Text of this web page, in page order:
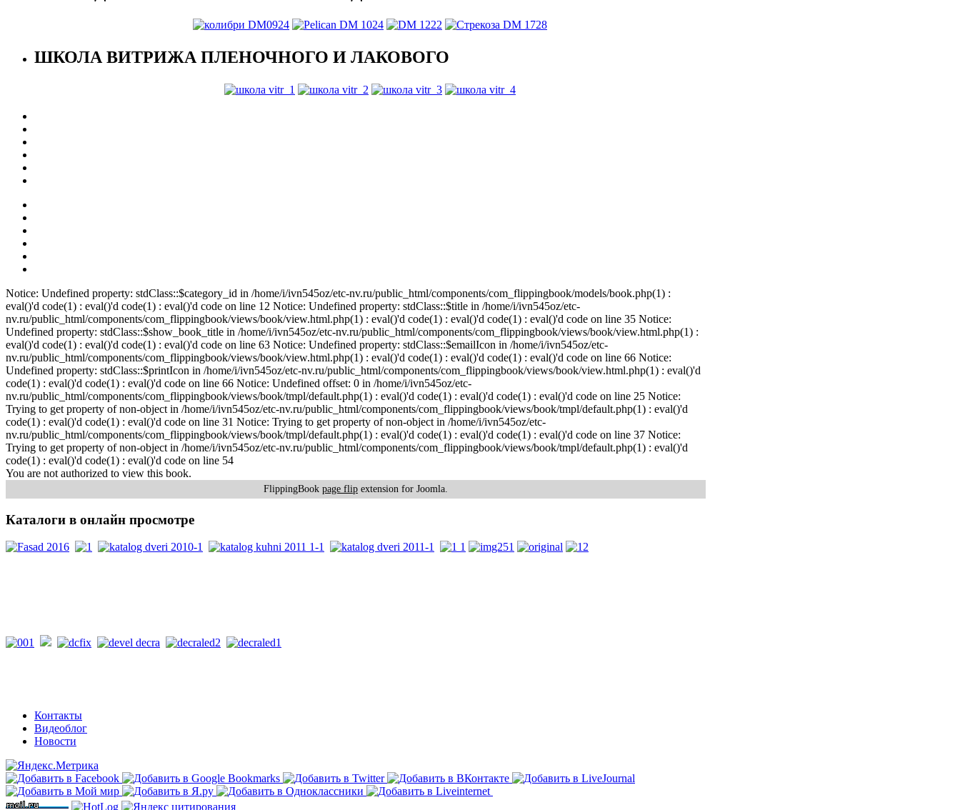
ШКОЛА ВИТРИЖА ПЛЕНОЧНОГО И ЛАКОВОГО
Notice: Undefined property: stdClass::$category_id in /home/i/ivn545oz/etc-nv.ru/public_html/components/com_flippingbook/models/book.php(1) :
eval()'d code(1) : eval()'d code(1) : eval()'d code on line 12 Notice: Undefined property: stdClass::$title in /home/i/ivn545oz/etc-
nv.ru/public_html/components/com_flippingbook/views/book/view.html.php(1) : eval()'d code(1) : eval()'d code(1) : eval()'d code on line 35 Notice:
Undefined property: stdClass::$show_book_title in /home/i/ivn545oz/etc-nv.ru/public_html/components/com_flippingbook/views/book/view.html.php(1) :
eval()'d code(1) : eval()'d code(1) : eval()'d code on line 63 Notice: Undefined property: stdClass::$emailIcon in /home/i/ivn545oz/etc-
nv.ru/public_html/components/com_flippingbook/views/book/view.html.php(1) : eval()'d code(1) : eval()'d code(1) : eval()'d code on line 66 Notice:
Undefined property: stdClass::$printIcon in /home/i/ivn545oz/etc-nv.ru/public_html/components/com_flippingbook/views/book/view.html.php(1) : eval()'d
code(1) : eval()'d code(1) : eval()'d code on line 66 Notice: Undefined offset: 0 in /home/i/ivn545oz/etc-
nv.ru/public_html/components/com_flippingbook/views/book/tmpl/default.php(1) : eval()'d code(1) : eval()'d code(1) : eval()'d code on line 25 Notice:
Trying to get property of non-object in /home/i/ivn545oz/etc-nv.ru/public_html/components/com_flippingbook/views/book/tmpl/default.php(1) : eval()'d
code(1) : eval()'d code(1) : eval()'d code on line 31 Notice: Trying to get property of non-object in /home/i/ivn545oz/etc-
nv.ru/public_html/components/com_flippingbook/views/book/tmpl/default.php(1) : eval()'d code(1) : eval()'d code(1) : eval()'d code on line 37 Notice:
Trying to get property of non-object in /home/i/ivn545oz/etc-nv.ru/public_html/components/com_flippingbook/views/book/tmpl/default.php(1) : eval()'d
code(1) : eval()'d code(1) : eval()'d code on line 54
You are not authorized to view this book.
FlippingBook page flip extension for Joomla.
Каталоги в онлайн просмотре
Контакты
Видеоблог
Новости